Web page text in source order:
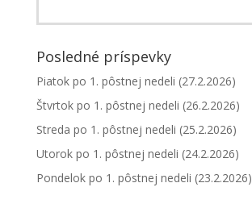
Posledné príspevky
Piatok po 1. pôstnej nedeli (27.2.2026)
Štvrtok po 1. pôstnej nedeli (26.2.2026)
Streda po 1. pôstnej nedeli (25.2.2026)
Utorok po 1. pôstnej nedeli (24.2.2026)
Pondelok po 1. pôstnej nedeli (23.2.2026)